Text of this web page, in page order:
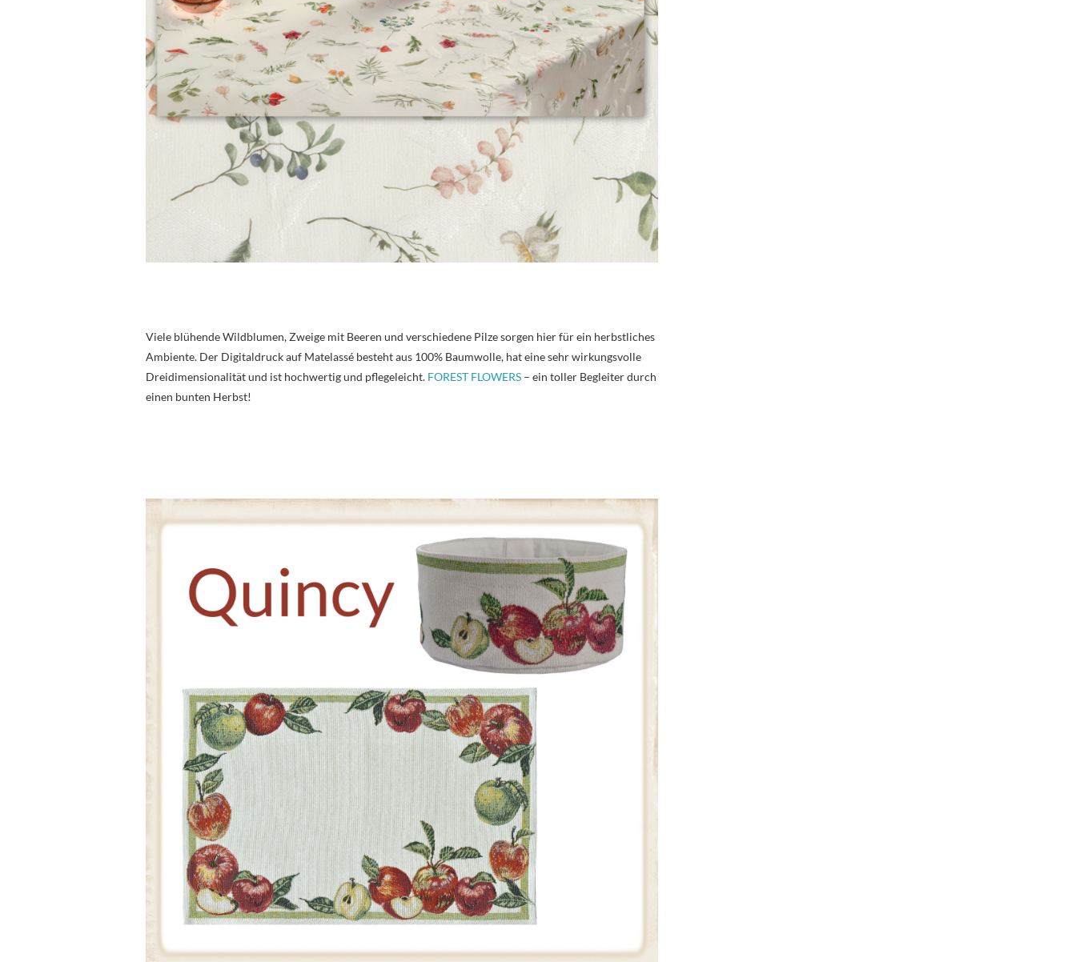
Viele blühende Wildblumen, Zweige mit Beeren und verschiedene Pilze sorgen hier für ein herbstliches
Ambiente. Der Digitaldruck auf Matelassé besteht aus 100% Baumwolle, hat eine sehr wirkungsvolle
Dreidimensionalität und ist hochwertig und pflegeleicht. FOREST FLOWERS – ein toller Begleiter durch
einen bunten Herbst!